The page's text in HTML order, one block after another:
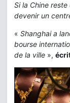
Si la Chine reste
devenir un
« Shanghai a
bourse
de la ville »,